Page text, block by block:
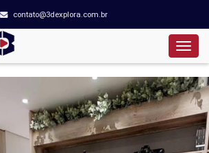
contato@3dexplora.com.br